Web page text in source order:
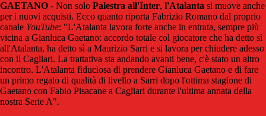
GAETANO - Non solo Palestra all'Inter, l'Atalanta si muove anche
per i nuovi acquisti. Ecco quanto riporta Fabrizio Romano dal proprio
canale YouTube: "L'Atalanta lavora forte anche in entrata, sempre più
vicina a Gianluca Gaetano: accordo totale col giocatore che ha detto sì
all'Atalanta, ha detto sì a Maurizio Sarri e si lavora per chiudere adesso
con il Cagliari. La trattativa sta andando avanti bene, c'è stato un altro
incontro. L'Atalanta fiduciosa di prendere Gianluca Gaetano e di fare
un primo regalo di qualità di livello a Sarri dopo l'ottima stagione di
Gaetano con Fabio Pisacane a Cagliari durante l'ultima annata della
nostra Serie A".